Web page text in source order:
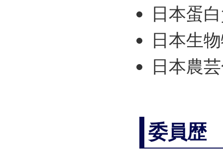
日本蛋
日本生
日本農
委員歴